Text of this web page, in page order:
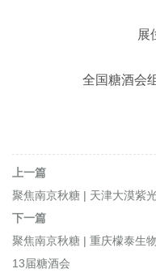
展
全国糖酒会
上一篇
聚焦南京秋糖 | 天津大漠紫
下一篇
聚焦南京秋糖 | 重庆檬泰生
13届糖酒会